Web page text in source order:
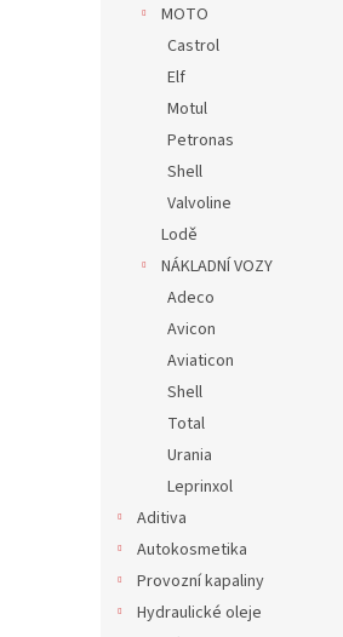
MOTO
Castrol
Elf
Motul
Petronas
Shell
Valvoline
Lodě
NÁKLADNÍ VOZY
Adeco
Avicon
Aviaticon
Shell
Total
Urania
Leprinxol
Aditiva
Autokosmetika
Provozní kapaliny
Hydraulické oleje